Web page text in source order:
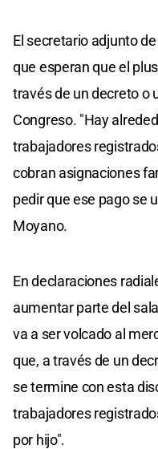
El secretario adjunto
que esperan que el
través de un decreto o
Congreso. "Hay
trabajadores
cobran asignaciones
pedir que ese pago se
Moyano.
En declaraciones
aumentar parte del
va a ser volcado al
que, a través de un
se termine con esta
trabajadores
por hijo".